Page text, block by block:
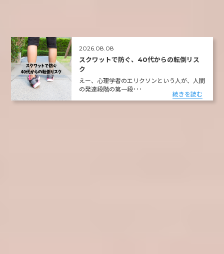
2026.08.08
スクワットで防ぐ、40代からの転倒リス
ク
えー、心理学者のエリクソンという人が、人間
の発達段階の第一段･･･
続きを読む